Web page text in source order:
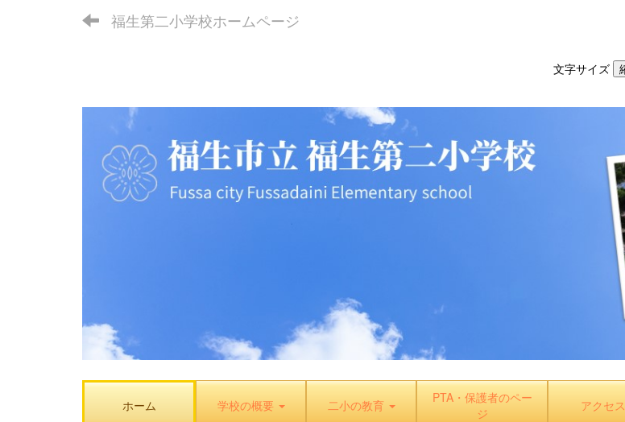
福生第二小学校ホームページ
文字サイズ
ホーム 学校の概要 二小の教育
PTA・保護者のペー
ジ
アクセス